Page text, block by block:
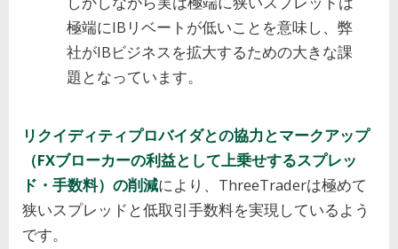
極端にIBリベートが低いことを意味し、弊
社がIBビジネスを拡大するための大きな課
題となっています。
リクイディティプロバイダとの協力とマークアップ
（FXブローカーの利益として上乗せするスプレッ
ド・手数料）の削減により、ThreeTraderは極めて
狭いスプレッドと低取引手数料を実現しているよう
です。